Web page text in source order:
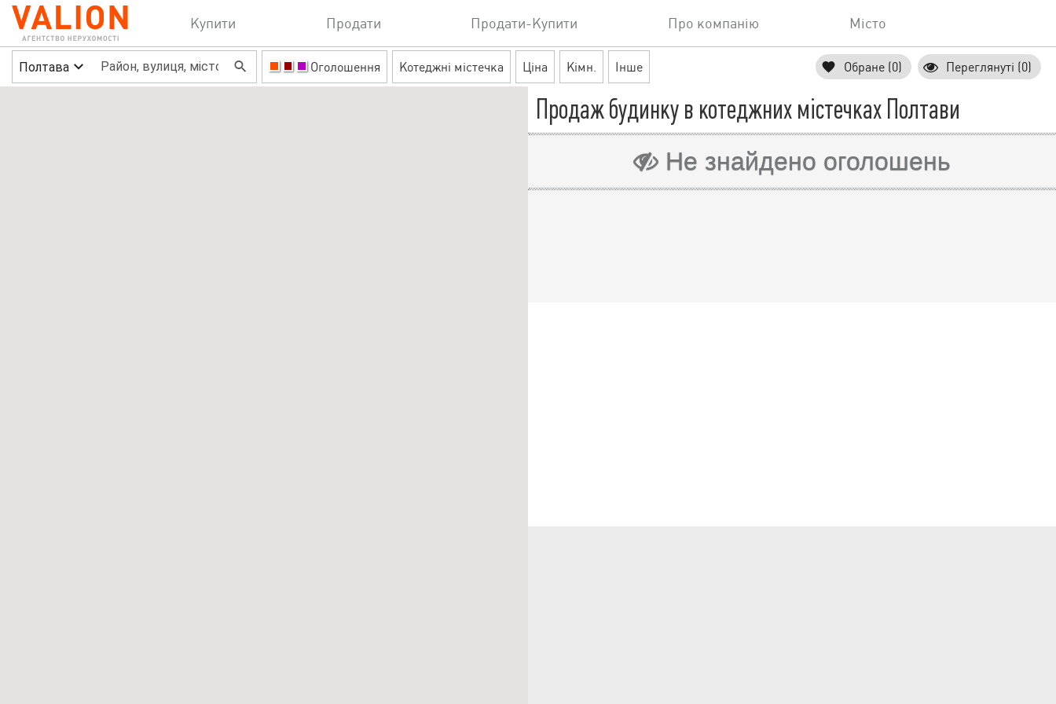
Купити Продати Продати-Купити Про компанію Місто
Полтава Оголошення Котеджні містечка Ціна Кімн. Інше Обране (0) Переглянуті (0)
Продаж будинку в котеджних містечках Полтави
Не знайдено оголошень